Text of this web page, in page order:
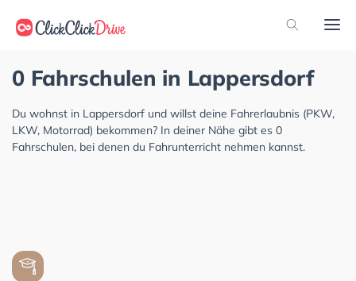
0 Fahrschulen in Lappersdorf
Du wohnst in Lappersdorf und willst deine Fahrerlaubnis (PKW,
LKW, Motorrad) bekommen? In deiner Nähe gibt es 0
Fahrschulen, bei denen du Fahrunterricht nehmen kannst.